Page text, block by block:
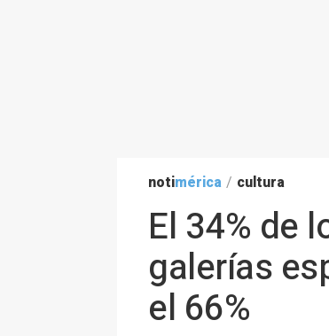
notimérica / cultura
El 34% de
galerías
el 66%